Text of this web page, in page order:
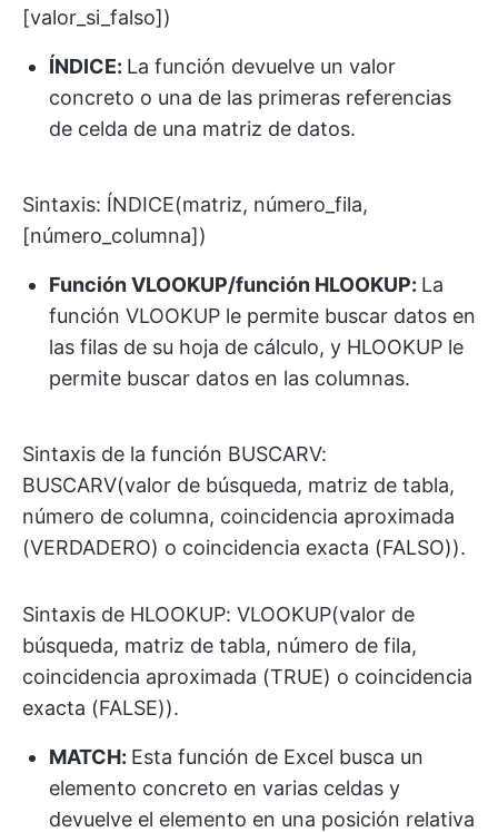
[valor_si_falso])
ÍNDICE: La función devuelve un valor
concreto o una de las primeras referencias
de celda de una matriz de datos.
Sintaxis: ÍNDICE(matriz, número_fila,
[número_columna])
Función VLOOKUP/función HLOOKUP: La
función VLOOKUP le permite buscar datos en
las filas de su hoja de cálculo, y HLOOKUP le
permite buscar datos en las columnas.
Sintaxis de la función BUSCARV:
BUSCARV(valor de búsqueda, matriz de tabla,
número de columna, coincidencia aproximada
(VERDADERO) o coincidencia exacta (FALSO)).
Sintaxis de HLOOKUP: VLOOKUP(valor de
búsqueda, matriz de tabla, número de fila,
coincidencia aproximada (TRUE) o coincidencia
exacta (FALSE)).
MATCH: Esta función de Excel busca un
elemento concreto en varias celdas y
devuelve el elemento en una posición relativa